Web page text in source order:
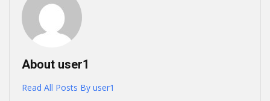
About user1
Read All Posts By user1